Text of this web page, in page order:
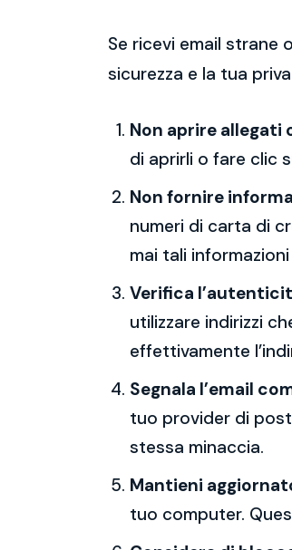
Se ricevi email strane
sicurezza e la tua
Non aprire
di aprirli o fare clic
Non fornire
numeri di carta di
mai tali
Verifica
utilizzare indirizzi
effettivamente
Segnala l’email
tuo provider di
stessa minaccia.
Mantieni
tuo computer.